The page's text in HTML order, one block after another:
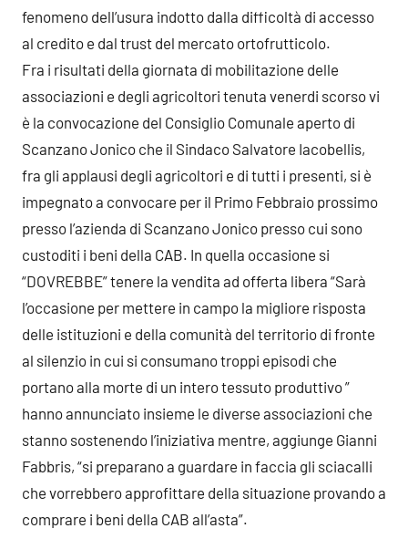
fenomeno dell’usura indotto dalla difficoltà di accesso
al credito e dal trust del mercato ortofrutticolo.
Fra i risultati della giornata di mobilitazione delle
associazioni e degli agricoltori tenuta venerdi scorso vi
è la convocazione del Consiglio Comunale aperto di
Scanzano Jonico che il Sindaco Salvatore Iacobellis,
fra gli applausi degli agricoltori e di tutti i presenti, si è
impegnato a convocare per il Primo Febbraio prossimo
presso l’azienda di Scanzano Jonico presso cui sono
custoditi i beni della CAB. In quella occasione si
“DOVREBBE” tenere la vendita ad offerta libera “Sarà
l’occasione per mettere in campo la migliore risposta
delle istituzioni e della comunità del territorio di fronte
al silenzio in cui si consumano troppi episodi che
portano alla morte di un intero tessuto produttivo ”
hanno annunciato insieme le diverse associazioni che
stanno sostenendo l’iniziativa mentre, aggiunge Gianni
Fabbris, “si preparano a guardare in faccia gli sciacalli
che vorrebbero approfittare della situazione provando a
comprare i beni della CAB all’asta”.